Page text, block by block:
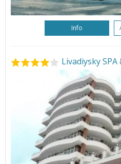
Info
Livadiysky